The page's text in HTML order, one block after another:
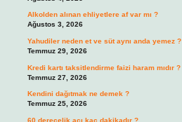
Alkolden alınan ehliyetlere af var mı ?
Ağustos 3, 2026
Yahudiler neden et ve süt aynı anda yemez ?
Temmuz 29, 2026
Kredi kartı taksitlendirme faizi haram mıdır ?
Temmuz 27, 2026
Kendini dağıtmak ne demek ?
Temmuz 25, 2026
60 derecelik açı kaç dakikadır ?